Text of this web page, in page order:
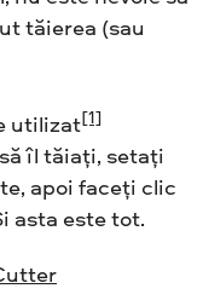
tăierea (sau
utilizat[1]
îl tăiați, setați
apoi faceți clic
asta este tot.